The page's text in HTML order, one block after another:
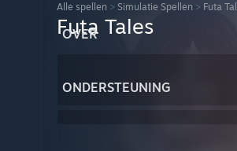
OVER
ONDERSTEUNING
Alle spellen > Simulatie Spellen > Futa
Futa Tales